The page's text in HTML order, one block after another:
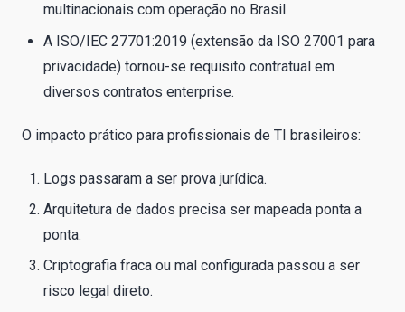
multinacionais com operação no Brasil.
A ISO/IEC 27701:2019 (extensão da ISO 27001 para
privacidade) tornou-se requisito contratual em
diversos contratos enterprise.
O impacto prático para profissionais de TI brasileiros:
Logs passaram a ser prova jurídica.
Arquitetura de dados precisa ser mapeada ponta a
ponta.
Criptografia fraca ou mal configurada passou a ser
risco legal direto.